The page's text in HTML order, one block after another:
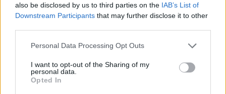
also be disclosed by us to third parties on the IAB’s List of
Downstream Participants that may further disclose it to other
Personal Data Processing Opt Outs
I want to opt-out of the Sharing of my
personal data.
Opted In
Elon Musk nuirait gravement à Tesla
selon une étude européenne